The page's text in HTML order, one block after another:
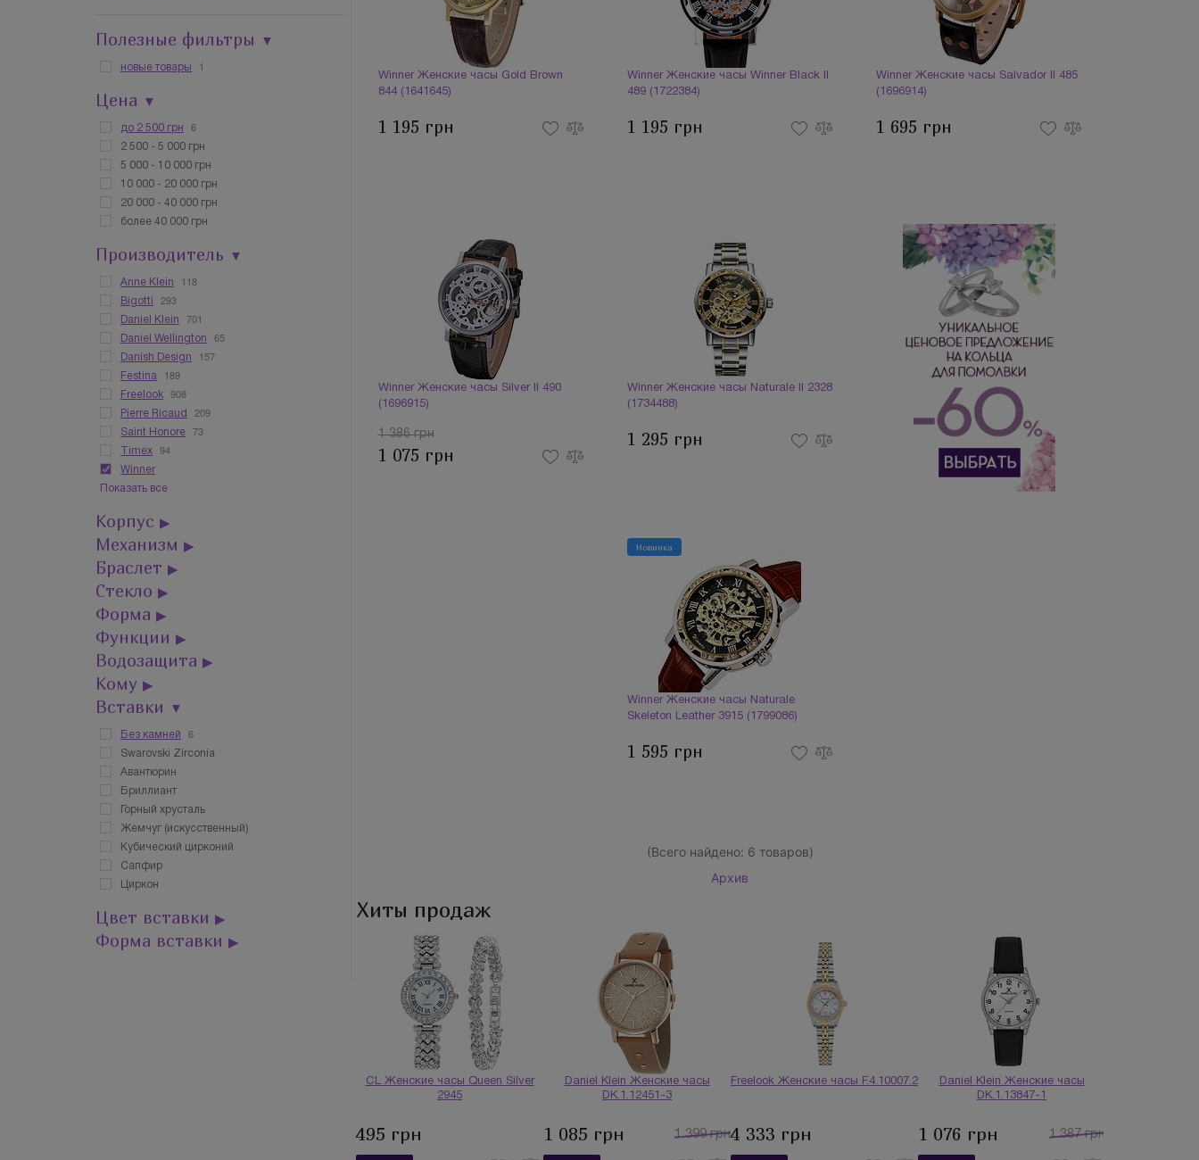
Полезные фильтры ▼
новые товары 1
Цена ▼
до 2 500 грн 6
2 500 - 5 000 грн
5 000 - 10 000 грн
10 000 - 20 000 грн
20 000 - 40 000 грн
более 40 000 грн
Производитель ▼
Anne Klein 118
Bigotti 293
Daniel Klein 701
Daniel Wellington 65
Danish Design 157
Festina 189
Freelook 908
Pierre Ricaud 209
Saint Honore 73
Timex 94
Winner
Показать все
Корпус ▶
Механизм ▶
Браслет ▶
Стекло ▶
Форма ▶
Функции ▶
Водозащита ▶
Кому ▶
Вставки ▼
Без камней 6
Swarovski Zirconia
Авантюрин
Бриллиант
Горный хрусталь
Жемчуг (искусственный)
Кубический цирконий
Сапфир
Циркон
Цвет вставки ▶
Форма вставки ▶
Winner Женские часы Gold Brown
844 (1641645)
1 195 грн
Winner Женские часы Winner Black II
489 (1722384)
1 195 грн
Winner Женские часы Salvador II 485
(1696914)
1 695 грн
Winner Женские часы Silver II 490
(1696915)
1 386 грн
1 075 грн
Winner Женские часы Naturale ІІ 2328
(1734488)
1 295 грн
Новинка
Winner Женские часы Naturale
Skeleton Leather 3915 (1799086)
1 595 грн
(Всего найдено: 6 товаров)
Архив
Хиты продаж
CL Женские часы Queen Silver
2945
495 грн
Daniel Klein Женские часы
DK.1.12451-3
1 085 грн 1 399 грн
Freelook Женские часы F.4.10007.2
4 333 грн
Daniel Klein Женские часы
DK.1.13847-1
1 076 грн 1 387 грн